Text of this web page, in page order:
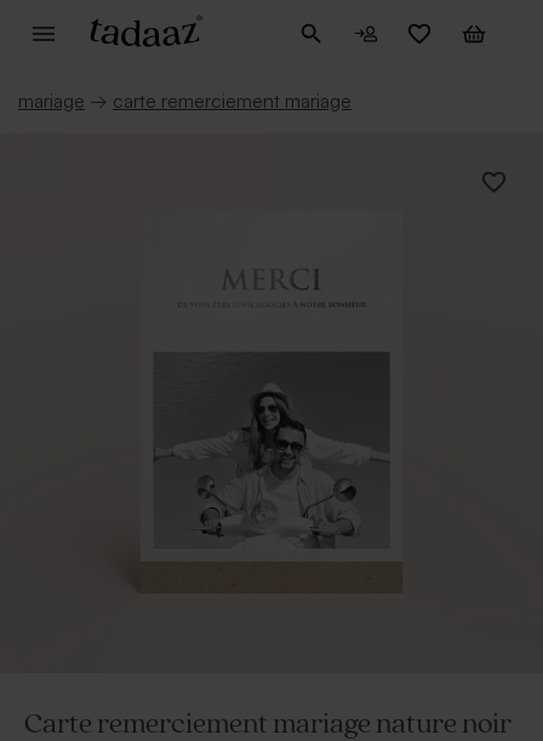
mariage → carte remerciement mariage
Carte remerciement mariage nature noir